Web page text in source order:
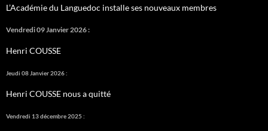
L’Académie du Languedoc installe ses nouveaux membres
Vendredi 09 Janvier 2026 :
Henri COUSSE
Jeudi 08 Janvier 2026 :
Henri COUSSE nous a quitté
Vendredi 13 décembre 2025 :